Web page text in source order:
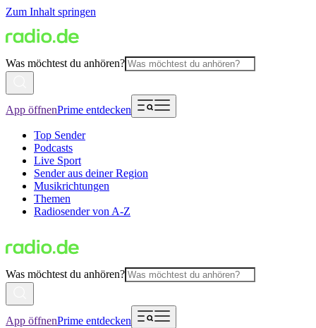
Zum Inhalt springen
Was möchtest du anhören?
App öffnenPrime entdecken
Top Sender
Podcasts
Live Sport
Sender aus deiner Region
Musikrichtungen
Themen
Radiosender von A-Z
Was möchtest du anhören?
App öffnenPrime entdecken